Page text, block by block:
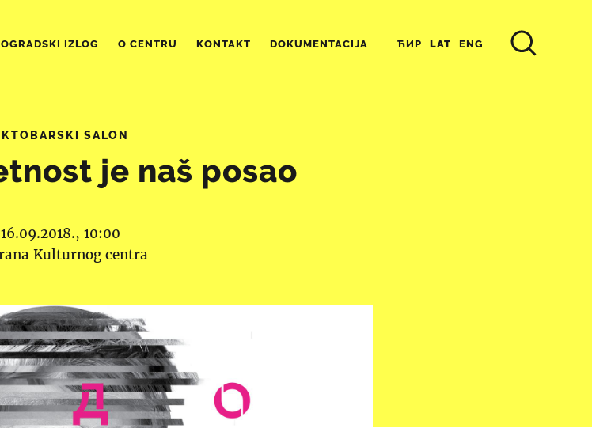
IZLOG O CENTRU KONTAKT DOKUMENTACIJA ЋИР LAT ENG
SALON
je naš posao
16.09.2018., 10:00
Kulturnog centra